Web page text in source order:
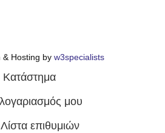
Hosting by w3specialists
Κατάστημα
μου
Λίστα επιθυμιών